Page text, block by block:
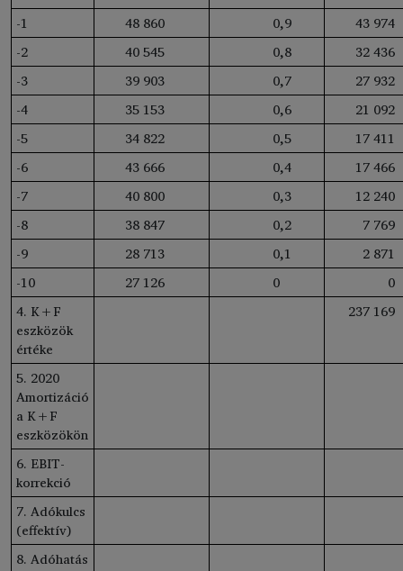
-1
48 860 0,9
43 974
-2
40 545 0,8
32 436
-3
39 903 0,7
27 932
-4
35 153 0,6
21 092
-5
34 822 0,5
17 411
-6
43 666 0,4
17 466
-7
40 800 0,3
12 240
-8
38 847 0,2
7 769
-9
28 713 0,1
2 871
-10
27 126 0
0
4. K+F
eszközök
értéke
237 169
5. 2020
Amortizáció
a K+F
eszközökön
6. EBIT-
korrekció
7. Adókulcs
(effektív)
8. Adóhatás